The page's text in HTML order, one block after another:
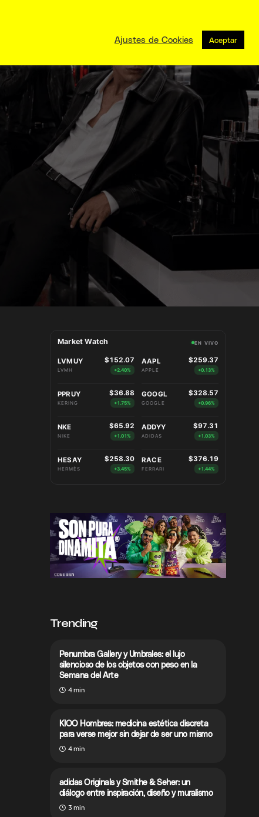
Market Watch EN VIVO
LVMUY
LVMH
$152.07
+2.40%
AAPL
APPLE
$259.37
+0.13%
PPRUY
KERING
$36.88
+1.75%
GOOGL
GOOGLE
$328.57
+0.96%
NKE
NIKE
$65.92
+1.01%
ADDYY
ADIDAS
$97.31
+1.03%
HESAY
HERMÈS
$258.30
+3.45%
RACE
FERRARI
$376.19
+1.44%
Trending
Penumbra Gallery y Umbrales: el lujo
silencioso de los objetos con peso en la
Semana del Arte
4 min
KIOO Hombres: medicina estética discreta
para verse mejor sin dejar de ser uno mismo
4 min
adidas Originals y Smithe & Seher: un
diálogo entre inspiración, diseño y muralismo
3 min
Ajustes de Cookies Aceptar